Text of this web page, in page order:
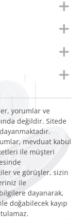
yorumlar ve
değildir. Sitede
mevduat kabul
ile müşteri
ve görüşler, sizin
ile
dayanarak,
doğabilecek kayıp